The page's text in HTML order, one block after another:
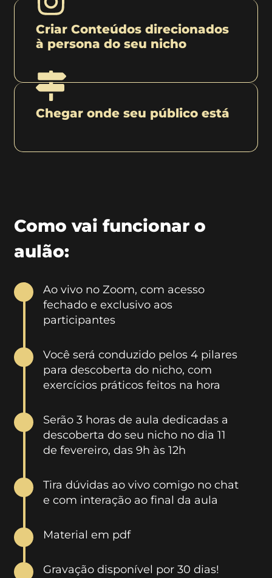
Criar Conteúdos direcionados
à persona do seu nicho
Chegar onde seu público está
Como vai funcionar o
aulão:
Ao vivo no Zoom, com acesso
fechado e exclusivo aos
participantes
Você será conduzido pelos 4 pilares
para descoberta do nicho, com
exercícios práticos feitos na hora
Serão 3 horas de aula dedicadas a
descoberta do seu nicho no dia 11
de fevereiro, das 9h às 12h
Tira dúvidas ao vivo comigo no chat
e com interação ao final da aula
Material em pdf
Gravação disponível por 30 dias!